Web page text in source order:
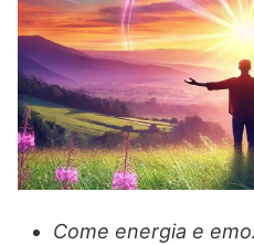
Come energia e